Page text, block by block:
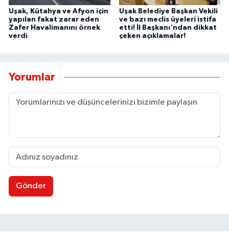
Uşak, Kütahya ve Afyon için
yapılan fakat zarar eden
Zafer Havalimanını örnek
verdi
Uşak Belediye Başkan Vekili
ve bazı meclis üyeleri istifa
etti! İl Başkanı'ndan dikkat
çeken açıklamalar!
Yorumlar
Gönder